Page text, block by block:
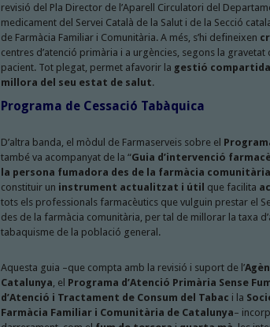
revisió del Pla Director de l’Aparell Circulatori del
medicament del Servei Català de la Salut i de la Secció
de Farmàcia Familiar i Comunitària. A més, s’hi defineixen
centres d’atenció primària i a urgències, segons la gravetat
pacient. Tot plegat, permet afavorir la gestió
millora del seu estat de salut.
Programa de Cessació Tabàquica
D’altra banda, el mòdul de Farmaserveis sobre el
també va acompanyat de la “Guia d’intervenció
la persona fumadora des de la farmàcia
constituir un instrument actualitzat i útil que facilita
tots els professionals farmacèutics que vulguin prestar el
des de la farmàcia comunitària, per tal de millorar la taxa
tabaquisme de la població general.
Aquesta guia –que compta amb la revisió i suport de l’
Catalunya, el Programa d’Atenció Primària Sense
d’Atenció i Tractament de Consum del Tabac i la
Farmàcia Familiar i Comunitària de Catalunya–